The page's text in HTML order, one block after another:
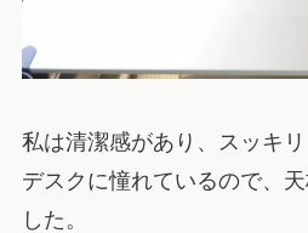
私は清潔感があり、スッキ
デスクに憧れているので、
した。